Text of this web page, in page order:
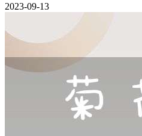
2023-09-13